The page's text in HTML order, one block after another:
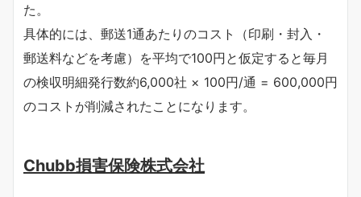
た。
具体的には、郵送1通あたりのコスト（印刷・封入・
郵送料などを考慮）を平均で100円と仮定すると毎月
の検収明細発行数約6,000社 × 100円/通 = 600,000円
のコストが削減されたことになります。
Chubb損害保険株式会社